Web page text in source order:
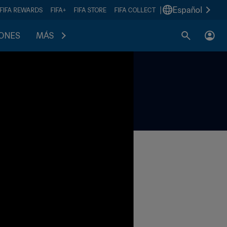
FIFA REWARDS FIFA+ FIFA STORE FIFA COLLECT Español
MÁS